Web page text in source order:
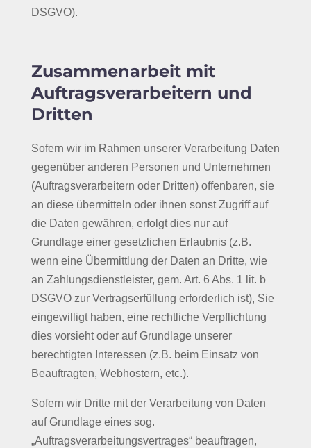
DSGVO).
Zusammenarbeit mit
Auftragsverarbeitern und
Dritten
Sofern wir im Rahmen unserer Verarbeitung Daten
gegenüber anderen Personen und Unternehmen
(Auftragsverarbeitern oder Dritten) offenbaren, sie
an diese übermitteln oder ihnen sonst Zugriff auf
die Daten gewähren, erfolgt dies nur auf
Grundlage einer gesetzlichen Erlaubnis (z.B.
wenn eine Übermittlung der Daten an Dritte, wie
an Zahlungsdienstleister, gem. Art. 6 Abs. 1 lit. b
DSGVO zur Vertragserfüllung erforderlich ist), Sie
eingewilligt haben, eine rechtliche Verpflichtung
dies vorsieht oder auf Grundlage unserer
berechtigten Interessen (z.B. beim Einsatz von
Beauftragten, Webhostern, etc.).
Sofern wir Dritte mit der Verarbeitung von Daten
auf Grundlage eines sog.
„Auftragsverarbeitungsvertrages“ beauftragen,